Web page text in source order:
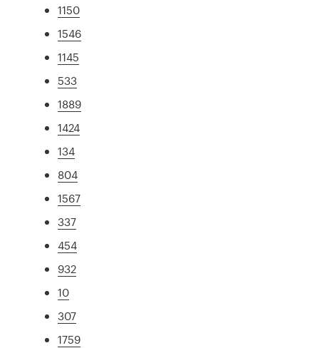
1150
1546
1145
533
1889
1424
134
804
1567
337
454
932
10
307
1759